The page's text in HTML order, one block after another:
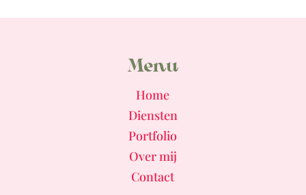
Menu
Home
Diensten
Portfolio
Over mij
Contact